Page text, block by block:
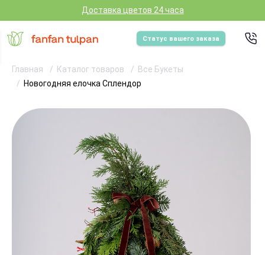
Доставка цветов 24 часа
Статус вашего заказа
Главная Каталог товаров
Все Букеты
Новогодняя елочка Сплендор